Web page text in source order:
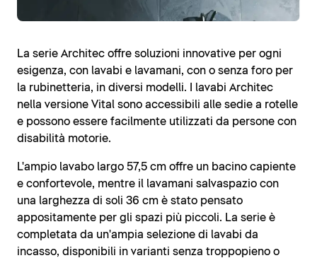
La serie Architec offre soluzioni innovative per ogni
esigenza, con lavabi e lavamani, con o senza foro per
la rubinetteria, in diversi modelli. I lavabi Architec
nella versione Vital sono accessibili alle sedie a rotelle
e possono essere facilmente utilizzati da persone con
disabilità motorie.
L'ampio lavabo largo 57,5 cm offre un bacino capiente
e confortevole, mentre il lavamani salvaspazio con
una larghezza di soli 36 cm è stato pensato
appositamente per gli spazi più piccoli. La serie è
completata da un'ampia selezione di lavabi da
incasso, disponibili in varianti senza troppopieno o